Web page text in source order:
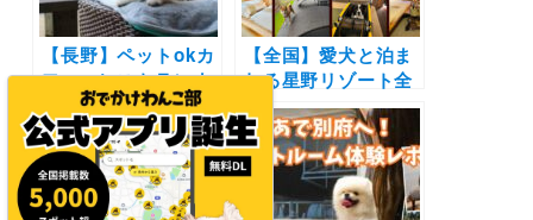
【長野】ペットokカ
フェ・レストランま
とめ30選！| 自然豊
かな景色に包まれて
お蕎麦やピザを愛犬
と楽しもう♪
【全国】愛犬と泊ま
れる星野リゾート全
42施設大特集！実際
のお泊まり写真レポ
や口コミも | 大切な
ペットと特別な旅行
を楽しもう♪